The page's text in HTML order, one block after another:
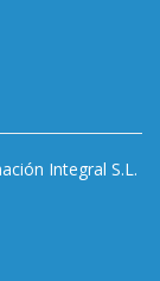
Integral S.L.